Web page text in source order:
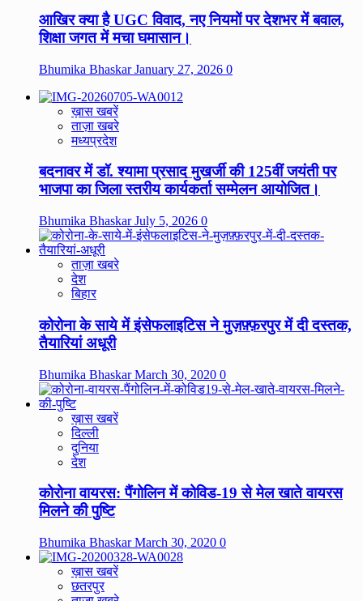
आखिर क्या है UGC विवाद, नए नियमों पर देशभर में बवाल,
शिक्षा जगत में मचा घमासान।
Bhumika BhaskarJanuary 27, 2026 0
ख़ास खबरें
ताज़ा खबरे
मध्यप्रदेश
बदनावर में डॉ. श्यामा प्रसाद मुखर्जी की 125वीं जयंती पर
भाजपा का जिला स्तरीय कार्यकर्ता सम्मेलन आयोजित।
Bhumika BhaskarJuly 5, 2026 0
ताज़ा खबरे
देश
बिहार
कोरोना के साये में इंसेफलाइटिस ने मुज़फ़्फ़रपुर में दी दस्तक,
तैयारियां अधूरी
Bhumika BhaskarMarch 30, 2020 0
ख़ास खबरें
दिल्ली
दुनिया
देश
कोरोना वायरस: पैंगोलिन में कोविड-19 से मेल खाते वायरस
मिलने की पुष्टि
Bhumika BhaskarMarch 30, 2020 0
ख़ास खबरें
छतरपुर